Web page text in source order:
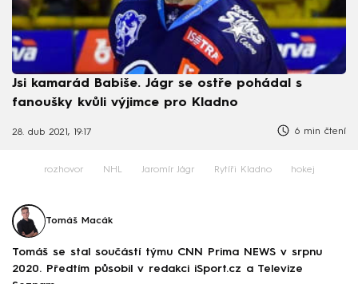
Jsi kamarád Babiše. Jágr se ostře pohádal s
fanoušky kvůli výjimce pro Kladno
28. dub 2021, 19:17 6 min čtení
rozhovor NHL Jaromír Jágr Rytíři Kladno hokej
Tomáš Macák
Tomáš se stal součástí týmu CNN Prima NEWS v srpnu
2020. Předtím působil v redakci iSport.cz a Televize